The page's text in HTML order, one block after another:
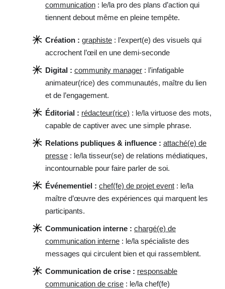
communication : le/la pro des plans d’action qui
tiennent debout même en pleine tempête.
Création : graphiste : l’expert(e) des visuels qui
accrochent l’œil en une demi-seconde
Digital : community manager : l’infatigable
animateur(rice) des communautés, maître du lien
et de l’engagement.
Éditorial : rédacteur(rice) : le/la virtuose des mots,
capable de captiver avec une simple phrase.
Relations publiques & influence : attaché(e) de
presse : le/la tisseur(se) de relations médiatiques,
incontournable pour faire parler de soi.
Événementiel : chef(fe) de projet event : le/la
maître d’œuvre des expériences qui marquent les
participants.
Communication interne : chargé(e) de
communication interne : le/la spécialiste des
messages qui circulent bien et qui rassemblent.
Communication de crise : responsable
communication de crise : le/la chef(fe)